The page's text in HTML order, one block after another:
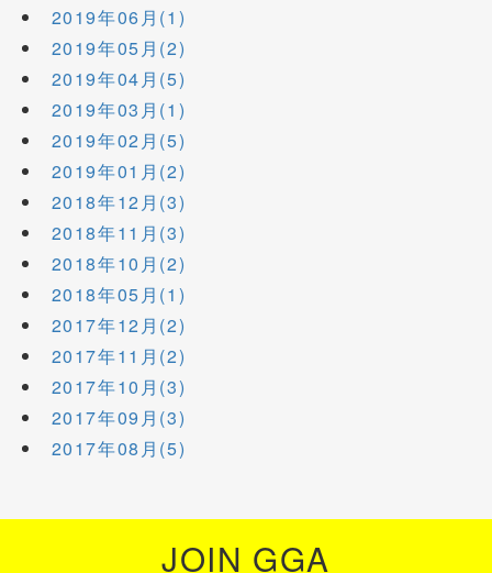
2019年06月(1)
2019年05月(2)
2019年04月(5)
2019年03月(1)
2019年02月(5)
2019年01月(2)
2018年12月(3)
2018年11月(3)
2018年10月(2)
2018年05月(1)
2017年12月(2)
2017年11月(2)
2017年10月(3)
2017年09月(3)
2017年08月(5)
JOIN GGA